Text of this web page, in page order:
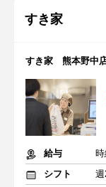
すき家
すき家 熊本野中
給与
シフト